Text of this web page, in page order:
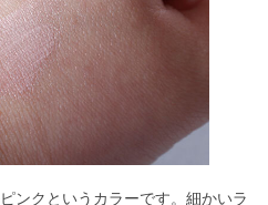
ンクというカラーです。細かいラ